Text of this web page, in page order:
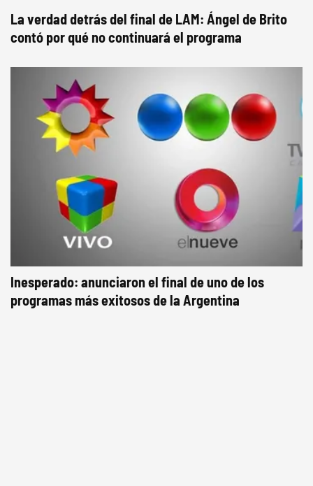
La verdad detrás del final de LAM: Ángel de Brito
contó por qué no continuará el programa
Inesperado: anunciaron el final de uno de los
programas más exitosos de la Argentina